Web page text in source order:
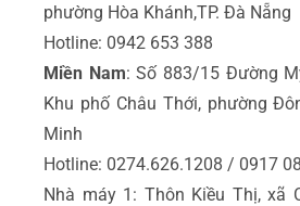
phường Hòa Khánh,TP. Đà Nẵng
Hotline: 0942 653 388
Miền Nam: Số 883/15 Đường
Khu phố Châu Thới, phường
Minh
Hotline: 0274.626.1208 / 0917
Nhà máy 1: Thôn Kiều Thị, xã